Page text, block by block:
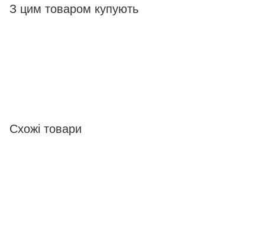
З цим товаром купують
Схожі товари